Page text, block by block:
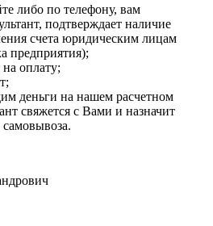
либо по телефону, вам
подтверждает наличие
счета юридическим лицам
предприятия);
оплату;
деньги на нашем расчетном
свяжется с Вами и назначит